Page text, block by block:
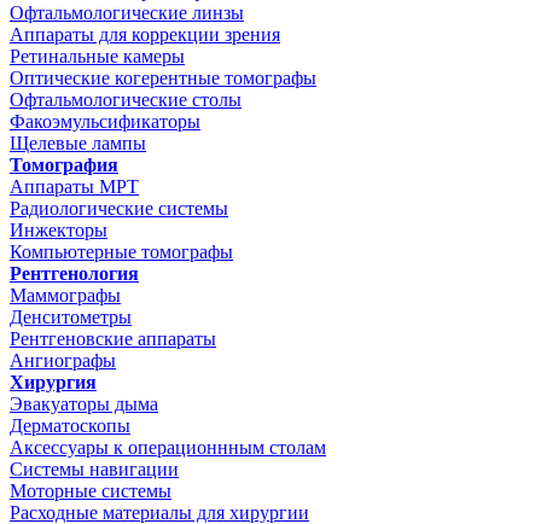
Офтальмологические линзы
Аппараты для коррекции зрения
Ретинальные камеры
Оптические когерентные томографы
Офтальмологические столы
Факоэмульсификаторы
Щелевые лампы
Томография
Аппараты МРТ
Радиологические системы
Инжекторы
Компьютерные томографы
Рентгенология
Маммографы
Денситометры
Рентгеновские аппараты
Ангиографы
Хирургия
Эвакуаторы дыма
Дерматоскопы
Аксессуары к операционнным столам
Системы навигации
Моторные системы
Расходные материалы для хирургии